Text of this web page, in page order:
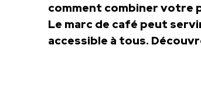
comment combiner votre
Le marc de café peut
accessible à tous.